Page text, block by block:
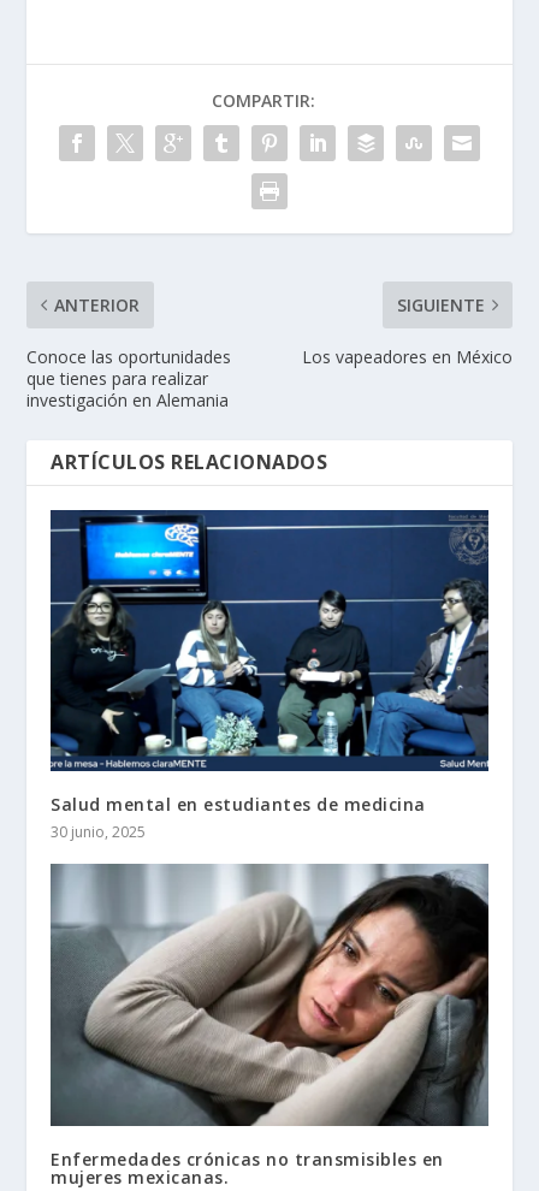
COMPARTIR:
ANTERIOR
Conoce las oportunidades
que tienes para realizar
investigación en Alemania
SIGUIENTE
Los vapeadores en México
ARTÍCULOS RELACIONADOS
Salud mental en estudiantes de medicina
30 junio, 2025
Enfermedades crónicas no transmisibles en
mujeres mexicanas.